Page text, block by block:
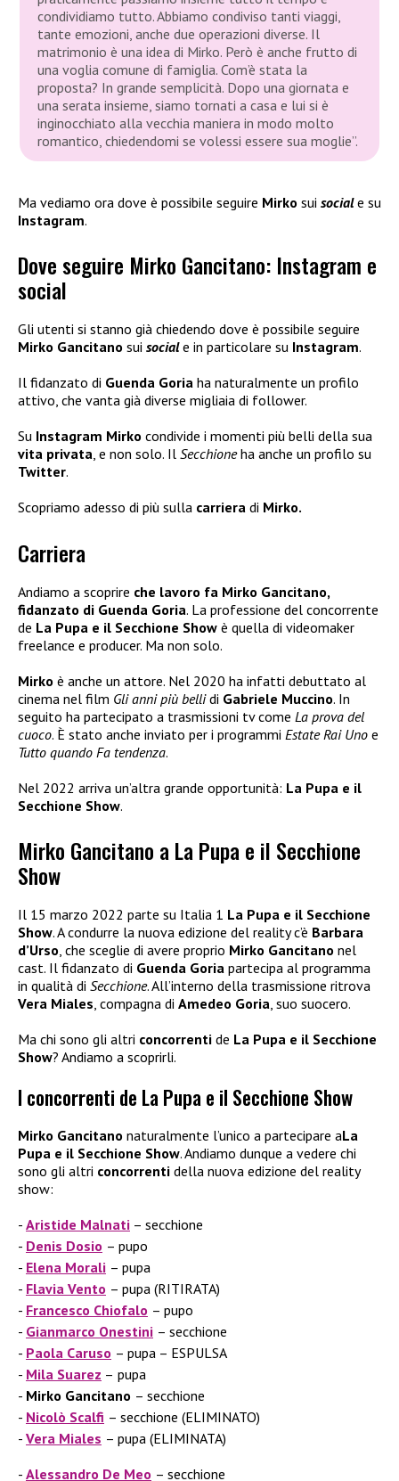
condividiamo tutto. Abbiamo condiviso tanti viaggi,
tante emozioni, anche due operazioni diverse. Il
matrimonio è una idea di Mirko. Però è anche frutto di
una voglia comune di famiglia. Com’è stata la
proposta? In grande semplicità. Dopo una giornata e
una serata insieme, siamo tornati a casa e lui si è
inginocchiato alla vecchia maniera in modo molto
romantico, chiedendomi se volessi essere sua moglie”.
Ma vediamo ora dove è possibile seguire Mirko sui sociale su
Instagram.
Dove seguire Mirko Gancitano: Instagram e
social
Gli utenti si stanno già chiedendo dove è possibile seguire
Mirko Gancitano sui sociale in particolare su Instagram.
Il fidanzato di Guenda Goria ha naturalmente un profilo
attivo, che vanta già diverse migliaia di follower.
Su Instagram Mirko condivide i momenti più belli della sua
vita privata, e non solo. Il Secchioneha anche un profilo su
Twitter.
Scopriamo adesso di più sulla carriera di Mirko.
Carriera
Andiamo a scoprire che lavoro fa Mirko Gancitano,
fidanzato di Guenda Goria. La professione del concorrente
de La Pupa e il Secchione Show è quella di videomaker
freelance e producer. Ma non solo.
Mirko è anche un attore. Nel 2020 ha infatti debuttato al
cinema nel film Gli anni più bellidi Gabriele Muccino. In
seguito ha partecipato a trasmissioni tv come La prova del
cuoco. È stato anche inviato per i programmi Estate Rai Uno e
Tutto quando Fa tendenza.
Nel 2022 arriva un’altra grande opportunità: La Pupa e il
Secchione Show.
Mirko Gancitano a La Pupa e il Secchione
Show
Il 15 marzo 2022 parte su Italia 1 La Pupa e il Secchione
Show. A condurre la nuova edizione del reality c’è Barbara
d’Urso , che sceglie di avere proprio Mirko Gancitano nel
cast. Il fidanzato di Guenda Goria partecipa al programma
in qualità di Secchione. All’interno della trasmissione ritrova
Vera Miales , compagna di Amedeo Goria , suo suocero.
Ma chi sono gli altri concorrenti de La Pupa e il Secchione
Show? Andiamo a scoprirli.
I concorrenti de La Pupa e il Secchione Show
Mirko Gancitano naturalmente l’unico a partecipare aLa
Pupa e il Secchione Show. Andiamo dunque a vedere chi
sono gli altri concorrenti della nuova edizione del reality
show:
Aristide Malnati – secchione
Denis Dosio – pupo
Elena Morali – pupa
Flavia Vento – pupa (RITIRATA)
Francesco Chiofalo – pupo
Gianmarco Onestini – secchione
Paola Caruso – pupa – ESPULSA
Mila Suarez – pupa
Mirko Gancitano – secchione
Nicolò Scalfi – secchione (ELIMINATO)
Vera Miales – pupa (ELIMINATA)
Alessandro De Meo – secchione